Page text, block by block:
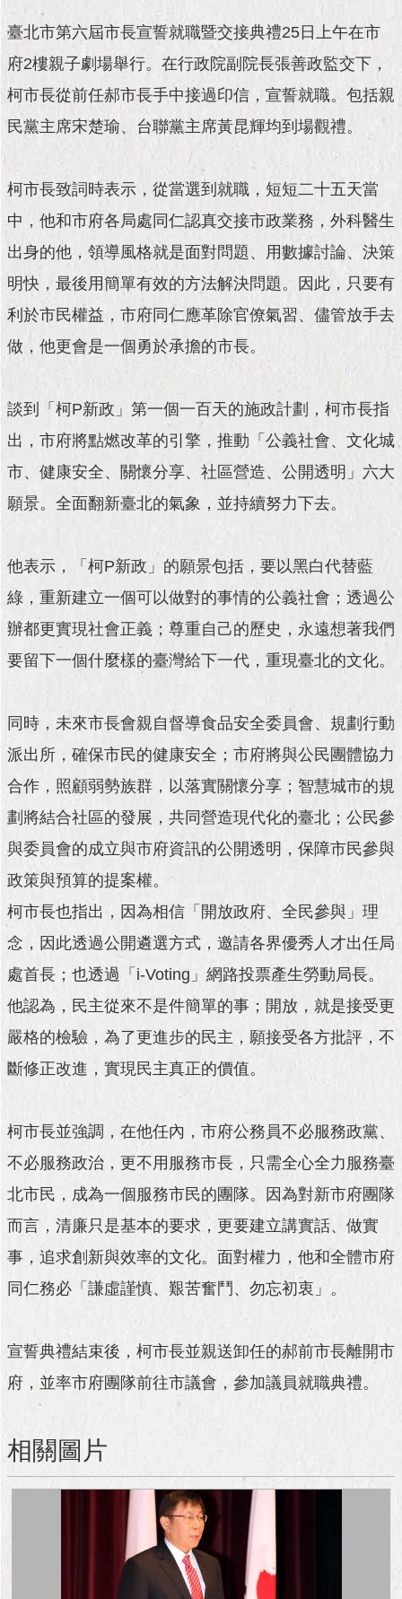
北
動
主
題
與
民
動
活
動
主
首
頁
網
覽
English
常
見
時
新
聞
澄
雙
語
詞
台
北
通
陳
情
公
民
與
專
區
臺
北
網
政
站
料
臺北市第六屆市長宣誓就職暨交接典禮25日上午在市
府2樓親子劇場舉行。在行政院副院長張善政監交下，
柯市長從前任郝市長手中接過印信，宣誓就職。包括親
民黨主席宋楚瑜、台聯黨主席黃昆輝均到場觀禮。
柯市長致詞時表示，從當選到就職，短短二十五天當
中，他和市府各局處同仁認真交接市政業務，外科醫生
出身的他，領導風格就是面對問題、用數據討論、決策
明快，最後用簡單有效的方法解決問題。因此，只要有
利於市民權益，市府同仁應革除官僚氣習、儘管放手去
做，他更會是一個勇於承擔的市長。
談到「柯P新政」第一個一百天的施政計劃，柯市長指
出，市府將點燃改革的引擎，推動「公義社會、文化城
市、健康安全、關懷分享、社區營造、公開透明」六大
願景。全面翻新臺北的氣象，並持續努力下去。
他表示，「柯P新政」的願景包括，要以黑白代替藍
綠，重新建立一個可以做對的事情的公義社會；透過公
辦都更實現社會正義；尊重自己的歷史，永遠想著我們
要留下一個什麼樣的臺灣給下一代，重現臺北的文化。
同時，未來市長會親自督導食品安全委員會、規劃行動
派出所，確保市民的健康安全；市府將與公民團體協力
合作，照顧弱勢族群，以落實關懷分享；智慧城市的規
劃將結合社區的發展，共同營造現代化的臺北；公民參
與委員會的成立與市府資訊的公開透明，保障市民參與
政策與預算的提案權。
柯市長也指出，因為相信「開放政府、全民參與」理
念，因此透過公開遴選方式，邀請各界優秀人才出任局
處首長；也透過「i-Voting」網路投票產生勞動局長。
他認為，民主從來不是件簡單的事；開放，就是接受更
嚴格的檢驗，為了更進步的民主，願接受各方批評，不
斷修正改進，實現民主真正的價值。
柯市長並強調，在他任內，市府公務員不必服務政黨、
不必服務政治，更不用服務市長，只需全心全力服務臺
北市民，成為一個服務市民的團隊。因為對新市府團隊
而言，清廉只是基本的要求，更要建立講實話、做實
事，追求創新與效率的文化。面對權力，他和全體市府
同仁務必「謙虛謹慎、艱苦奮鬥、勿忘初衷」。
宣誓典禮結束後，柯市長並親送卸任的郝前市長離開市
府，並率市府團隊前往市議會，參加議員就職典禮。
相關圖片